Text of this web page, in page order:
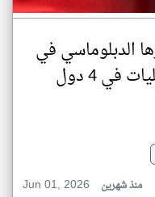
الدبلوماسي في
إفريقيا بافتتاح ممثليات في 4 دول
Jun 01, 2026
منذ شهرين